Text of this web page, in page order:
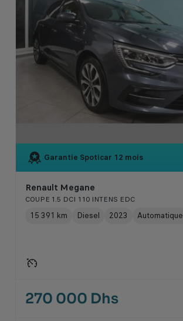
Garantie Spoticar 12 mois
Renault Megane
COUPE 1.5 DCI 110 INTENS EDC
15 391 km Diesel 2023 Automatique
270 000 Dhs